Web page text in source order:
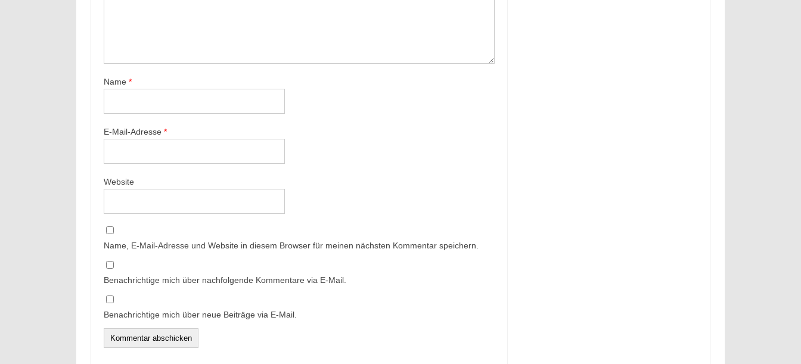
Name *
E-Mail-Adresse *
Website
Name, E-Mail-Adresse und Website in diesem Browser für meinen nächsten Kommentar speichern.
Benachrichtige mich über nachfolgende Kommentare via E-Mail.
Benachrichtige mich über neue Beiträge via E-Mail.